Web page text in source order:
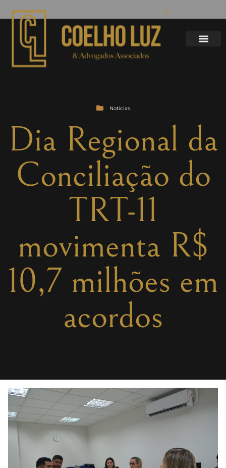
Notícias
Dia Regional da
Conciliação do
TRT-11
movimenta R$
10,7 milhões em
acordos